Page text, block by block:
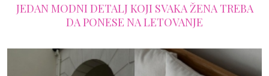
JEDAN MODNI DETALJ KOJI SVAKA ŽENA TREBA
DA PONESE NA LETOVANJE